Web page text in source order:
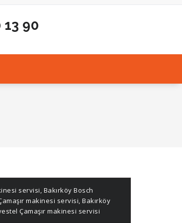
13 90
servisi, Bakırköy Bosch
makinesi servisi, Bakırköy
Çamaşır makinesi servisi